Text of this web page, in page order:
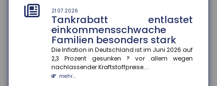
21.07.2026
Tankrabatt entlastet
einkommensschwache
Familien besonders stark
Die Inflation in Deutschland ist im Juni 2026 auf
2,3 Prozent gesunken ? vor allem wegen
nachlassender Kraftstoffpreise....
mehr...
Jeder zweite Haushalt nur
mangelhaft abgesichert
Eine aktuelle Studie des Gesamtverbands der
Deutschen Versicherer (GDV) offenbart: In mehr als
20 Millionen Haushalten m...
mehr...
18.07.2026